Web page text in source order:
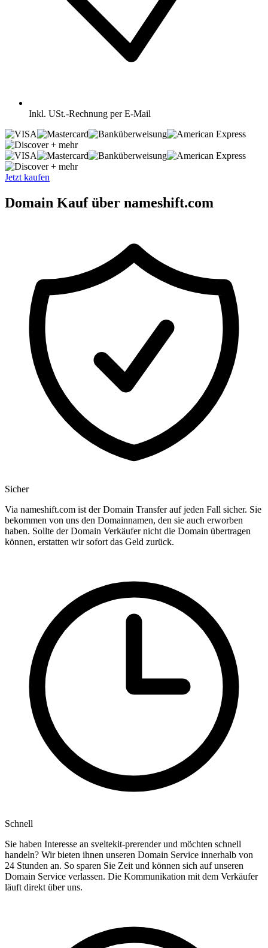
Inkl. USt.-Rechnung per E-Mail
+ mehr
+ mehr
Jetzt kaufen
Domain Kauf über nameshift.com
Sicher
Via nameshift.com ist der Domain Transfer auf jeden Fall sicher. Sie
bekommen von uns den Domainnamen, den sie auch erworben
haben. Sollte der Domain Verkäufer nicht die Domain übertragen
können, erstatten wir sofort das Geld zurück.
Schnell
Sie haben Interesse an sveltekit-prerender und möchten schnell
handeln? Wir bieten ihnen unseren Domain Service innerhalb von
24 Stunden an. So sparen Sie Zeit und können sich auf unseren
Domain Service verlassen. Die Kommunikation mit dem Verkäufer
läuft direkt über uns.